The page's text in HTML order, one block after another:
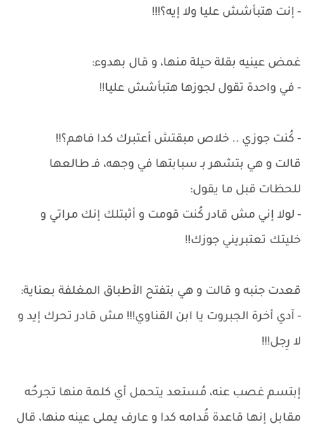
- إنت هتبأشش عليا ولا إيه؟!!!
غمض عينيه بقلة حيلة منها، و قال بهدوء:
- في واحدة تقول لجوزها هتبأشش عليا!!
- كُنت جوزي .. خلاص مبقتش أعتبرك كدا فاهم؟!!
قالت و هي بتشهر بـ سبابتها في وجهه، فـ طالعها
للحظات قبل ما يقول:
- لولا إني مش قادر كُنت قومت و أثبتلك إنك مراتي و
خليتك تعتبريني جوزك!!
قعدت جنبه و قالت و هي بتفتح الأطباق المغلفة بعناية:
- آدي أخرة الجبروت يا ابن القناوي!!! مش قادر تحرك إيد و
لا رِجل!!!
إبتسم غصب عنه، مُستعد يتحمل أي كلمة منها تجرحُه
مقابل إنها قاعدة قُدامه كدا و عارف يملى عينه منها، قال